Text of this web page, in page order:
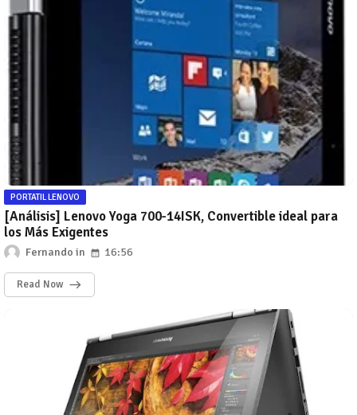
PORTATIL LENOVO
[Análisis] Lenovo Yoga 700-14ISK, Convertible ideal para
los Más Exigentes
Fernando 16:56
Read Now